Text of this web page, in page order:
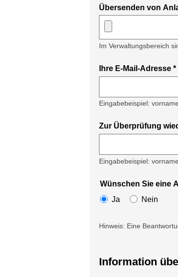
Übersenden von
Im Verwaltungsbereich
Ihre E-Mail-Adresse *
Eingabebeispiel:
Zur Überprüfung
Eingabebeispiel:
Wünschen Sie eine
Ja
Nein
Hinweis: Eine
Information